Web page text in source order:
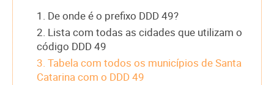
1. De onde é o prefixo DDD 49?
2. Lista com todas as cidades que utilizam o
código DDD 49
3. Tabela com todos os municípios de Santa
Catarina com o DDD 49